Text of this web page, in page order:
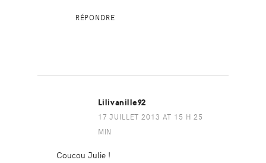
RÉPONDRE
Lilivanille92
17 JUILLET 2013 AT 15 H 25
MIN
Coucou Julie !